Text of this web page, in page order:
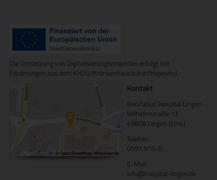
Die Umsetzung von Digitalisierungsprojekten erfolgt mit
Förderungen aus dem KHZG (Krankenhauszukunftsgesetz).
Kontakt
Bonifatius Hospital Lingen
Wilhelmstraße 13
49808 Lingen (Ems)
Telefon:
0591 910-0
E-Mail:
info@hospital-lingen.de